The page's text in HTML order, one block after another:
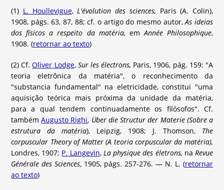
(1) L. Houllevigue, L'évolution des sciences, Paris (A. Colin),
1908, págs. 63, 87, 88; cf. o artigo do mesmo autor,As ideias
dos físicos a respeito da matéria, em Année Philosophique,
1908. (retornar ao texto)
(2) Cf.Oliver Lodge, Sur les électrons, Paris, 1906, pág. 159: "A
teoria eletrônica da matéria", o reconhecimento da
"substancia fundamental" na eletricidade, constitui "uma
aquisição teórica mais próxima da unidade da matéria,
para a qual tendem continuadamente os filósofos". Cf.
tambémAugusto Righi, Über die Structur der Materie (Sobre a
estrutura da matéria), Leipzig, 1908; J. Thomson, The
corpuscular Theory of Matter (A teoria corpuscular da matéria),
Londres, 1907; P. Langevin, La physique des életrons, na Revue
Générale des Sciences, 1905, págs. 257-276. — N. L. (retornar
ao texto)